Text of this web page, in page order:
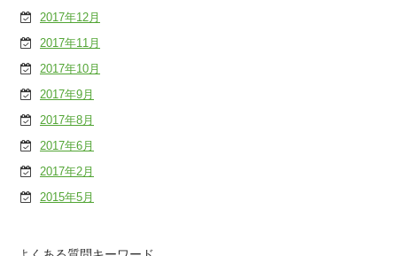
2017年12月
2017年11月
2017年10月
2017年9月
2017年8月
2017年6月
2017年2月
2015年5月